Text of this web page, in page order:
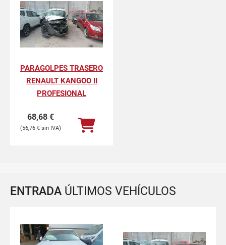
PARAGOLPES TRASERO
RENAULT KANGOO II
PROFESIONAL
68,68 €
56,76 €
ENTRADA ÚLTIMOS VEHÍCULOS